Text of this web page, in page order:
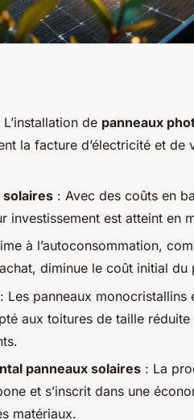
L’installation de panneaux
la facture d’électricité et de
solaires : Avec des coûts en
investissement est atteint en
à l’autoconsommation,
diminue le coût initial du
: Les panneaux
aux toitures de taille
panneaux solaires : La
et s’inscrit dans une
matériaux.